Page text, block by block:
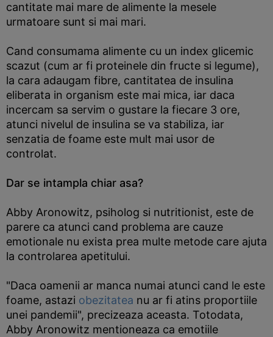
cantitate mai mare de alimente la mesele
urmatoare sunt si mai mari.
Cand consumama alimente cu un index glicemic
scazut (cum ar fi proteinele din fructe si legume),
la cara adaugam fibre, cantitatea de insulina
eliberata in organism este mai mica, iar daca
incercam sa servim o gustare la fiecare 3 ore,
atunci nivelul de insulina se va stabiliza, iar
senzatia de foame este mult mai usor de
controlat.
Dar se intampla chiar asa?
Abby Aronowitz, psiholog si nutritionist, este de
parere ca atunci cand problema are cauze
emotionale nu exista prea multe metode care ajuta
la controlarea apetitului.
"Daca oamenii ar manca numai atunci cand le este
foame, astazi obezitatea nu ar fi atins proportiile
unei pandemii", precizeaza aceasta. Totodata,
Abby Aronowitz mentioneaza ca emotiile